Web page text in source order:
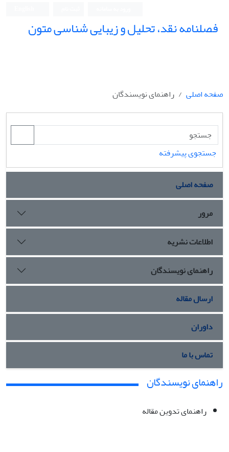
فصلنامه نقد، تحلیل و زیبایی شناسی متون
صفحه اصلی راهنمای نویسندگان
جستجوی پیشرفته
صفحه اصلی
مرور
اطلاعات نشریه
راهنمای نویسندگان
ارسال مقاله
داوران
تماس با ما
راهنمای نویسندگان
راهنمای تدوین مقاله